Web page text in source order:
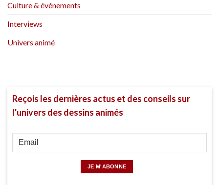
Culture & événements
Interviews
Univers animé
Reçois les dernières actus et des conseils sur
l'univers des dessins animés